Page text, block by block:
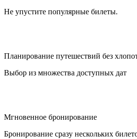
Не упустите популярные билеты.
Планирование путешествий без
Выбор из множества доступных дат
Мгновенное бронирование
Бронирование сразу нескольких